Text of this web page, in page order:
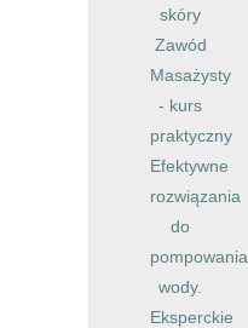
skóry
Zawód
Masażysty
- kurs
praktyczny
Efektywne
rozwiązania
do
pompowania
wody.
Eksperckie